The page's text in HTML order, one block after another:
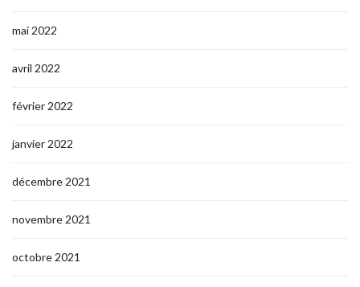
mai 2022
avril 2022
février 2022
janvier 2022
décembre 2021
novembre 2021
octobre 2021